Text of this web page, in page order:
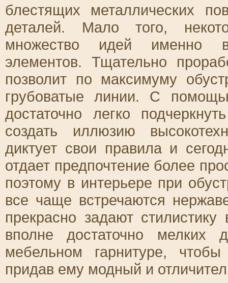
блестящих металлических
деталей. Мало того,
множество идей именно в
элементов. Тщательно
позволит по максимуму
грубоватые линии. С
достаточно легко
создать иллюзию
диктует свои правила и
отдает предпочтение более
поэтому в интерьере при
все чаще встречаются
прекрасно задают
вполне достаточно мелких
мебельном гарнитуре,
придав ему модный и